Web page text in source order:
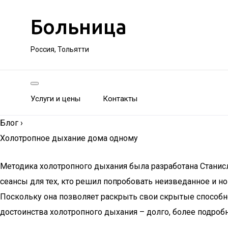
Больница
Россия, Тольятти
Услуги и цены Контакты
Блог ›
Холотропное дыхание дома одному
Методика холотропного дыхания была разработана
сеансы для тех, кто решил попробовать неизведанное и
Поскольку она позволяет раскрыть свои скрытые
достоинства холотропного дыхания – долго, более